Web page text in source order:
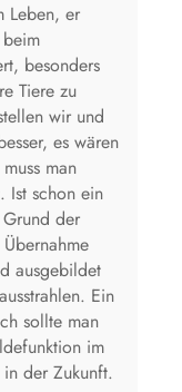
Leben, er
besonders
Tiere zu
wir und
es wären
man
Ist schon ein
der
ausgebildet
Ein
sollte man
im
der Zukunft.